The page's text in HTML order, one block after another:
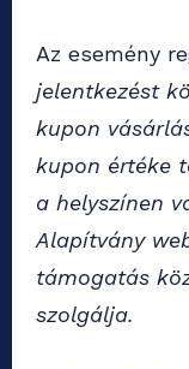
Az esemény
jelentkezést
kupon
kupon értéke
a helyszínen
Alapítvány
támogatás
szolgálja.